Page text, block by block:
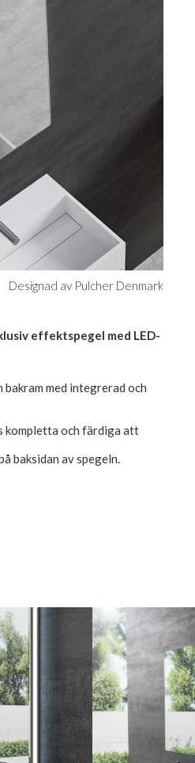
Designad av Pulcher Denmark
effektspegel med LED-
med integrerad och
kompletta och färdiga att
baksidan av spegeln.